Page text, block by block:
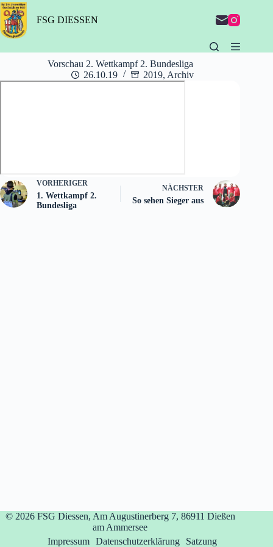
Zum
Inhalt
springen
FSG DIESSEN
Vorschau 2. Wettkampf 2. Bundesliga
26.10.19
2019, Archiv
VORHERIGER
1. Wettkampf 2.
Bundesliga
NÄCHSTER
So sehen Sieger aus
© 2026 FSG Diessen, Am Augustinerberg 7, 86911 Dießen
am Ammersee
Impressum Datenschutzerklärung Satzung